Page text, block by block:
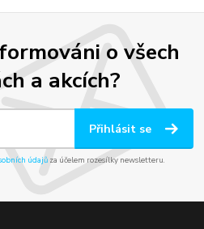
o všech
a akcích?
Přihlásit se
údajůza účelem rozesílky newsletteru.